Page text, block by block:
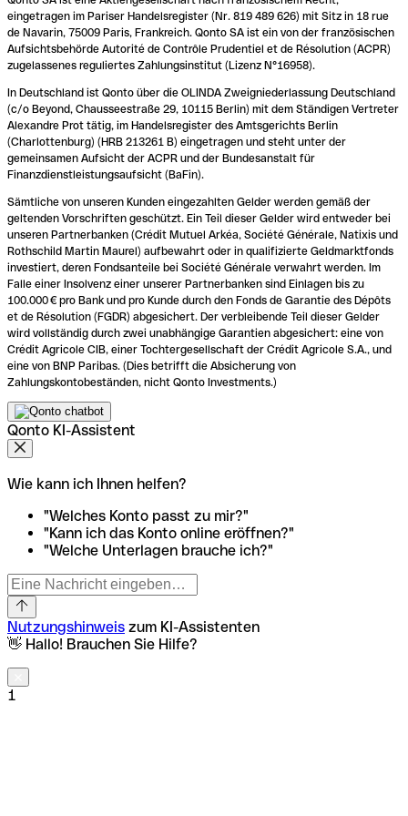
eingetragen im Pariser Handelsregister (Nr. 819 489 626) mit Sitz in 18 rue
de Navarin, 75009 Paris, Frankreich. Qonto SA ist ein von der französischen
Aufsichtsbehörde Autorité de Contrôle Prudentiel et de Résolution (ACPR)
zugelassenes reguliertes Zahlungsinstitut (Lizenz N°16958).
In Deutschland ist Qonto über die OLINDA Zweigniederlassung Deutschland
(c/o Beyond, Chausseestraße 29, 10115 Berlin) mit dem Ständigen Vertreter
Alexandre Prot tätig, im Handelsregister des Amtsgerichts Berlin
(Charlottenburg) (HRB 213261 B) eingetragen und steht unter der
gemeinsamen Aufsicht der ACPR und der Bundesanstalt für
Finanzdienstleistungsaufsicht (BaFin).
Sämtliche von unseren Kunden eingezahlten Gelder werden gemäß der
geltenden Vorschriften geschützt. Ein Teil dieser Gelder wird entweder bei
unseren Partnerbanken (Crédit Mutuel Arkéa, Société Générale, Natixis und
Rothschild Martin Maurel) aufbewahrt oder in qualifizierte Geldmarktfonds
investiert, deren Fondsanteile bei Société Générale verwahrt werden. Im
Falle einer Insolvenz einer unserer Partnerbanken sind Einlagen bis zu
100.000 € pro Bank und pro Kunde durch den Fonds de Garantie des Dépôts
et de Résolution (FGDR) abgesichert. Der verbleibende Teil dieser Gelder
wird vollständig durch zwei unabhängige Garantien abgesichert: eine von
Crédit Agricole CIB, einer Tochtergesellschaft der Crédit Agricole S.A., und
eine von BNP Paribas. (Dies betrifft die Absicherung von
Zahlungskontobeständen, nicht Qonto Investments.)
Qonto KI-Assistent
Wie kann ich Ihnen helfen?
"Welches Konto passt zu mir?"
"Kann ich das Konto online eröffnen?"
"Welche Unterlagen brauche ich?"
Nutzungshinweis zum KI-Assistenten
👋 Hallo! Brauchen Sie Hilfe?
1